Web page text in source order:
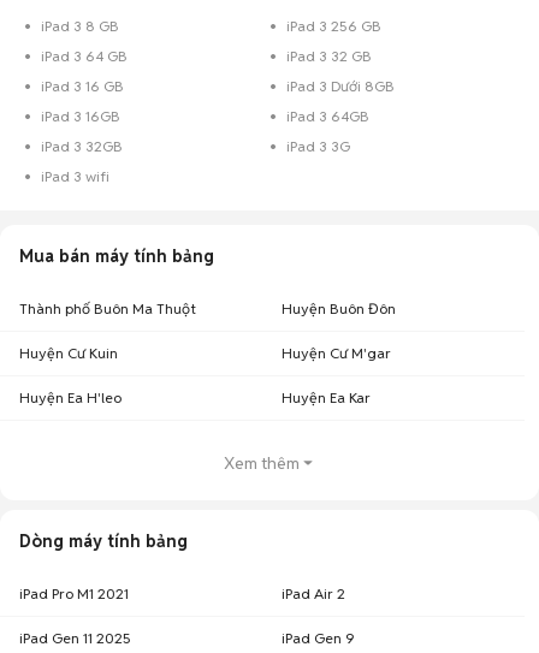
iPad 3 8 GB
iPad 3 256 GB
iPad 3 64 GB
iPad 3 32 GB
iPad 3 16 GB
iPad 3 Dưới 8GB
iPad 3 16GB
iPad 3 64GB
iPad 3 32GB
iPad 3 3G
iPad 3 wifi
Mua bán máy tính bảng
Thành phố Buôn Ma Thuột Huyện Buôn Đôn
Huyện Cư Kuin Huyện Cư M'gar
Huyện Ea H'leo Huyện Ea Kar
Xem thêm
Dòng máy tính bảng
iPad Pro M1 2021 iPad Air 2
iPad Gen 11 2025 iPad Gen 9